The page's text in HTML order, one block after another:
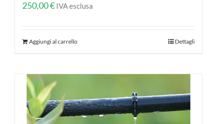
250,00€ IVA esclusa
Aggiungi al carrello Dettagli